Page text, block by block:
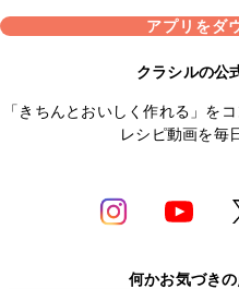
アプリをダ
クラシルの公
「きちんとおいしく作れる」を
レシピ動画を毎
何かお気づき